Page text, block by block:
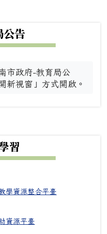
公告
市政府-教育局公
新視窗」方式開啟。
習
學資源整合平臺
資源平臺